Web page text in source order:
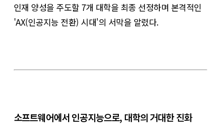
인재 양성을 주도할 7개 대학을 최종 선정하며 본격적인
'AX(인공지능 전환) 시대'의 서막을 알렸다.
소프트웨어에서 인공지능으로, 대학의 거대한 진화